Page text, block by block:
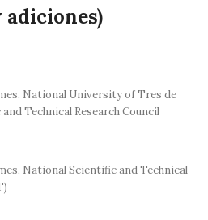
adiciones)
National University of Tres de
Technical Research Council
National Scientific and Technical